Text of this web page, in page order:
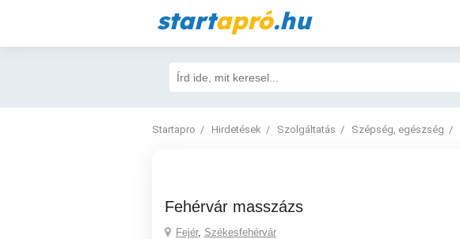
startapró.hu
Startapro Hirdetések Szolgáltatás Szépség, egészség
Fehérvár masszázs
Fejér, Székesfehérvár